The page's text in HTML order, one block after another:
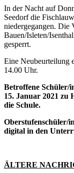
In der Nacht auf
Seedorf die
niedergegangen. Die
Bauen/Isleten/
gesperrt.
Eine Neubeurteilung
14.00 Uhr.
Betroffene Schüler/
15. Januar 2021 zu
die Schule.
Oberstufenschüler/
digital in den
ÄLTERE